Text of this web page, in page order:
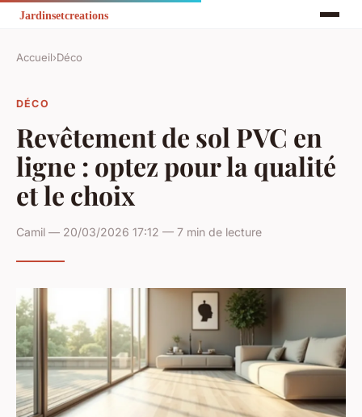
Accueil›Déco
DÉCO
Revêtement de sol PVC en
ligne : optez pour la qualité
et le choix
Camil — 20/03/2026 17:12 — 7 min de lecture